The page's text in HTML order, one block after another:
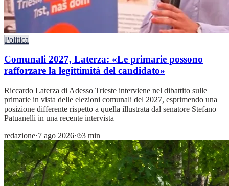
Politica
Comunali 2027, Laterza: «Le primarie possono
rafforzare la legittimità del candidato»
Riccardo Laterza di Adesso Trieste interviene nel dibattito sulle
primarie in vista delle elezioni comunali del 2027, esprimendo una
posizione differente rispetto a quella illustrata dal senatore Stefano
Patuanelli in una recente intervista
redazione·7 ago 2026· 3 min